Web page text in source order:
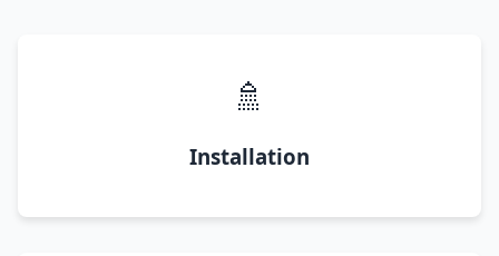
🚿
Installation